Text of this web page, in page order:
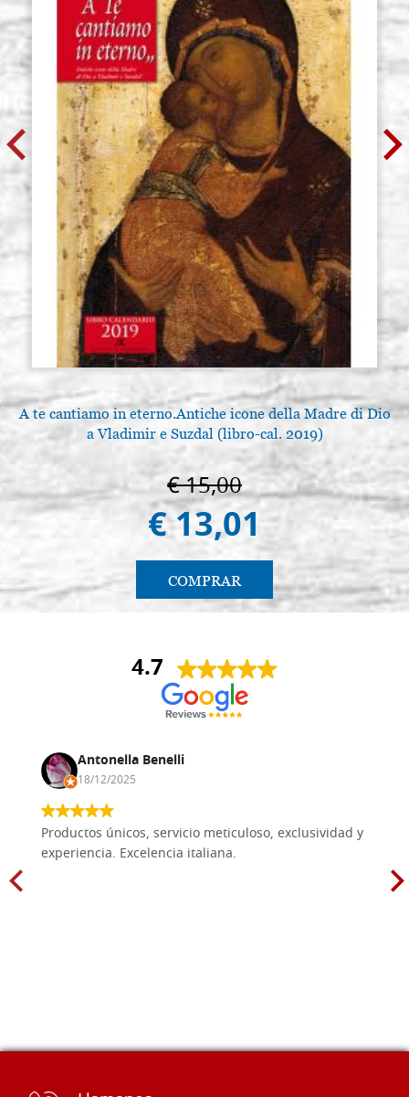
A te cantiamo in eterno.Antiche icone della Madre di Dio
a Vladimir e Suzdal (libro-cal. 2019)
€ 15,00
€ 13,01
COMPRAR
4.7
Antonella Benelli
18/12/2025
Productos únicos, servicio meticuloso, exclusividad y
experiencia. Excelencia italiana.